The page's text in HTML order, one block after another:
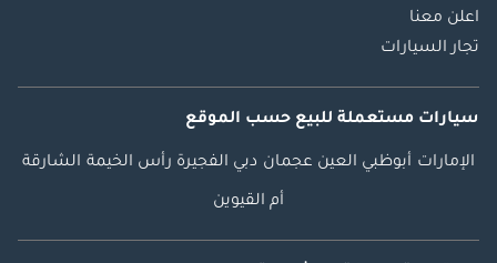
اعلن معنا
تجار السيارات
سيارات مستعملة للبيع حسب الموقع
الإمارات أبوظبي العين عجمان دبي الفجيرة رأس الخيمة الشارقة
أم القيوين